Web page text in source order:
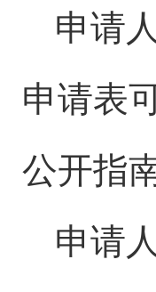
申请
申请表
公开指
申请